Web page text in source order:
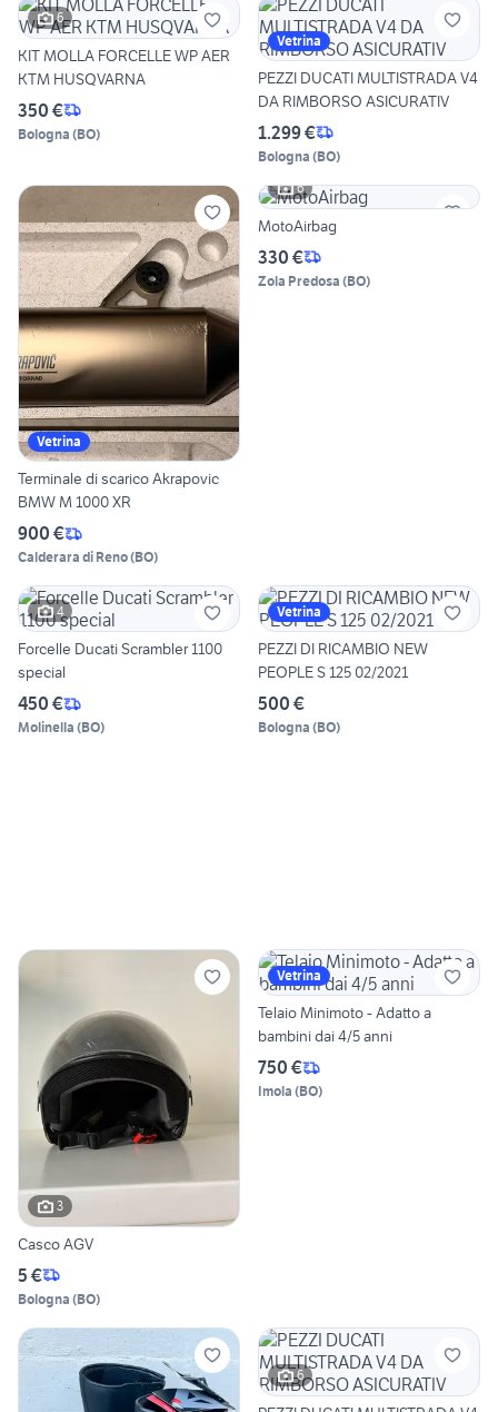
6
KIT MOLLA FORCELLE WP AER
KTM HUSQVARNA
350 €
Bologna (BO)
Vetrina
PEZZI DUCATI MULTISTRADA V4
DA RIMBORSO ASICURATIV
1.299 €
Bologna (BO)
Vetrina
Terminale di scarico Akrapovic
BMW M 1000 XR
900 €
Calderara di Reno(BO)
6
MotoAirbag
330 €
Zola Predosa (BO)
4
Forcelle Ducati Scrambler 1100
special
450 €
Molinella (BO)
Vetrina
PEZZI DI RICAMBIO NEW
PEOPLE S 125 02/2021
500 €
Bologna (BO)
3
Casco AGV
5 €
Bologna (BO)
Vetrina
Telaio Minimoto - Adatto a
bambini dai 4/5 anni
750 €
Imola (BO)
6